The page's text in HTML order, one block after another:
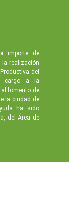
importe de
la realización
del
cargo a la
fomento de
la ciudad de
ha sido
del Área de